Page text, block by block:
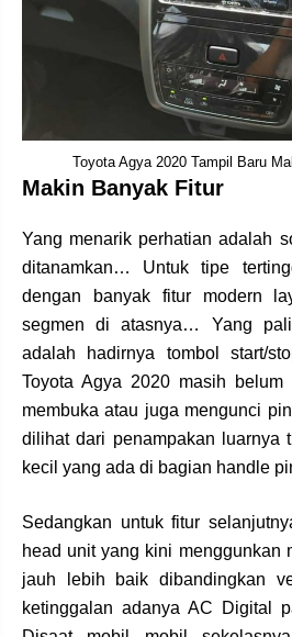
Toyota Agya 2020 Tampil Baru
Makin Banyak Fitur
Yang menarik perhatian adalah
ditanamkan… Untuk tipe
dengan banyak fitur modern
segmen di atasnya… Yang
adalah hadirnya tombol start/
Toyota Agya 2020 masih
membuka atau juga mengunci
dilihat dari penampakan luarnya
kecil yang ada di bagian handle
Sedangkan untuk fitur
head unit yang kini menggunkan
jauh lebih baik dibandingkan
ketinggalan adanya AC Digital